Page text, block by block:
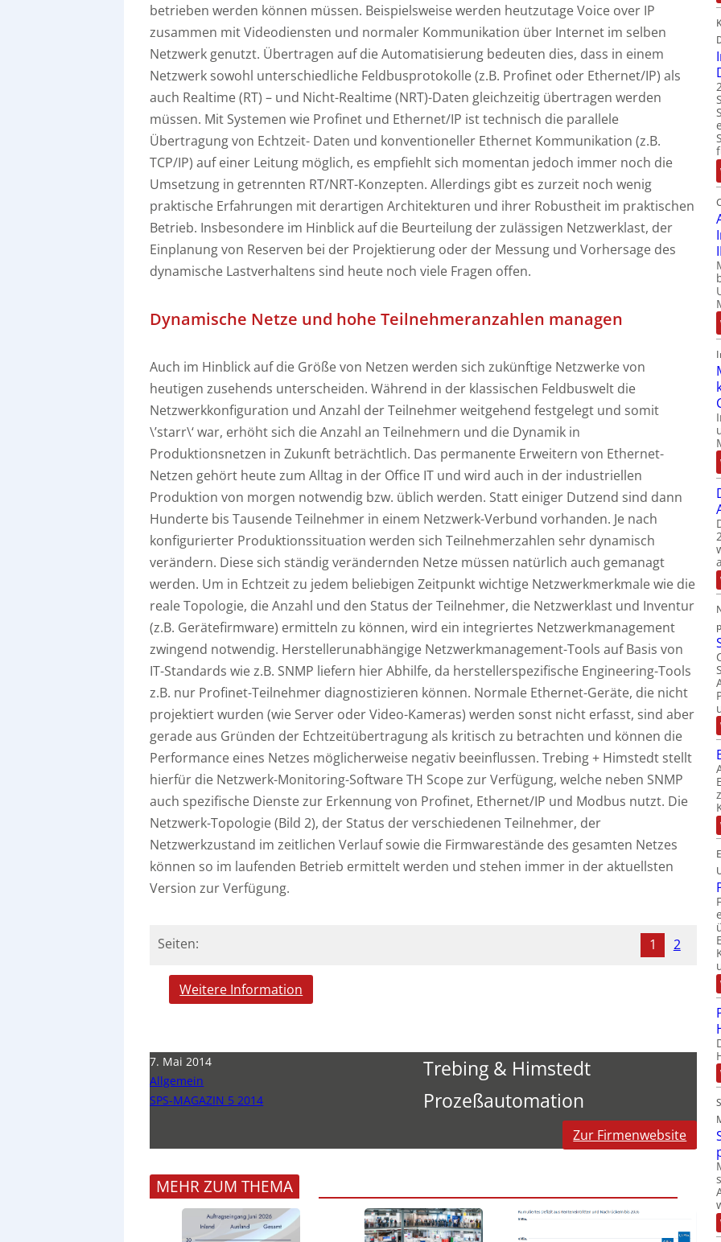
betrieben werden können müssen. Beispielsweise werden heutzutage Voice over IP
zusammen mit Videodiensten und normaler Kommunikation über Internet im selben
Netzwerk genutzt. Übertragen auf die Automatisierung bedeuten dies, dass in einem
Netzwerk sowohl unterschiedliche Feldbusprotokolle (z.B. Profinet oder Ethernet/IP) als
auch Realtime (RT) – und Nicht-Realtime (NRT)-Daten gleichzeitig übertragen werden
müssen. Mit Systemen wie Profinet und Ethernet/IP ist technisch die parallele
Übertragung von Echtzeit- Daten und konventioneller Ethernet Kommunikation (z.B.
TCP/IP) auf einer Leitung möglich, es empfiehlt sich momentan jedoch immer noch die
Umsetzung in getrennten RT/NRT-Konzepten. Allerdings gibt es zurzeit noch wenig
praktische Erfahrungen mit derartigen Architekturen und ihrer Robustheit im praktischen
Betrieb. Insbesondere im Hinblick auf die Beurteilung der zulässigen Netzwerklast, der
Einplanung von Reserven bei der Projektierung oder der Messung und Vorhersage des
dynamische Lastverhaltens sind heute noch viele Fragen offen.
Dynamische Netze und hohe Teilnehmeranzahlen managen
Auch im Hinblick auf die Größe von Netzen werden sich zukünftige Netzwerke von
heutigen zusehends unterscheiden. Während in der klassischen Feldbuswelt die
Netzwerkkonfiguration und Anzahl der Teilnehmer weitgehend festgelegt und somit
\’starr\‘ war, erhöht sich die Anzahl an Teilnehmern und die Dynamik in
Produktionsnetzen in Zukunft beträchtlich. Das permanente Erweitern von Ethernet-
Netzen gehört heute zum Alltag in der Office IT und wird auch in der industriellen
Produktion von morgen notwendig bzw. üblich werden. Statt einiger Dutzend sind dann
Hunderte bis Tausende Teilnehmer in einem Netzwerk-Verbund vorhanden. Je nach
konfigurierter Produktionssituation werden sich Teilnehmerzahlen sehr dynamisch
verändern. Diese sich ständig verändernden Netze müssen natürlich auch gemanagt
werden. Um in Echtzeit zu jedem beliebigen Zeitpunkt wichtige Netzwerkmerkmale wie die
reale Topologie, die Anzahl und den Status der Teilnehmer, die Netzwerklast und Inventur
(z.B. Gerätefirmware) ermitteln zu können, wird ein integriertes Netzwerkmanagement
zwingend notwendig. Herstellerunabhängige Netzwerkmanagement-Tools auf Basis von
IT-Standards wie z.B. SNMP liefern hier Abhilfe, da herstellerspezifische Engineering-Tools
z.B. nur Profinet-Teilnehmer diagnostizieren können. Normale Ethernet-Geräte, die nicht
projektiert wurden (wie Server oder Video-Kameras) werden sonst nicht erfasst, sind aber
gerade aus Gründen der Echtzeitübertragung als kritisch zu betrachten und können die
Performance eines Netzes möglicherweise negativ beeinflussen. Trebing + Himstedt stellt
hierfür die Netzwerk-Monitoring-Software TH Scope zur Verfügung, welche neben SNMP
auch spezifische Dienste zur Erkennung von Profinet, Ethernet/IP und Modbus nutzt. Die
Netzwerk-Topologie (Bild 2), der Status der verschiedenen Teilnehmer, der
Netzwerkzustand im zeitlichen Verlauf sowie die Firmwarestände des gesamten Netzes
können so im laufenden Betrieb ermittelt werden und stehen immer in der aktuellsten
Version zur Verfügung.
Seiten: 1 2
Weitere Information
7. Mai 2014
Allgemein
SPS-MAGAZIN 5 2014
Trebing & Himstedt
Prozeßautomation
Zur Firmenwebsite
MEHR ZUM THEMA